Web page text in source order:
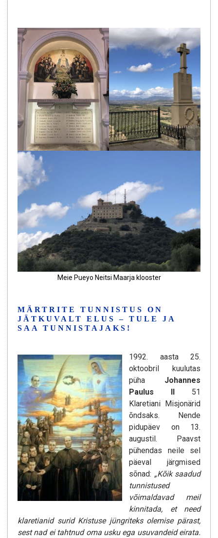
Meie Pueyo Neitsi Maarja klooster
MÄRTRITE TUNNISTUS ON
JÄTKUVALT ELUS – TULE JA
SAA TUNNISTAJAKS!
1992. aasta 25.
oktoobril kuulutas
püha Johannes
Paulus II 51
Klaretiani Misjonärid
õndsaks. Nende
pidupäev on 13.
augustil. Paavst
pühendas neile sel
päeval järgmised
sõnad: „Kõik saadud
tunnistused
võimaldavad meil
kinnitada, et need
klaretianid surid Kristuse jüngriteks olemise pärast,
sest nad ei tahtnud oma usku ega usuvandeid eirata.